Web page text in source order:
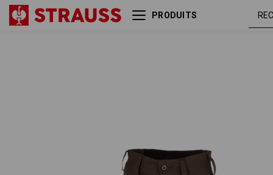
PRODUITS
e.s. Pantalon de travail base,